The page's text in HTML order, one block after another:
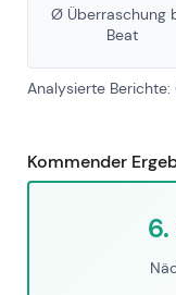
Ø Überraschung
Beat
Analysierte Berichte:
Kommender